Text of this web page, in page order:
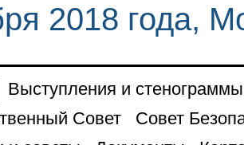
2018 года,
Выступления и стенограммы
Совет
Совет